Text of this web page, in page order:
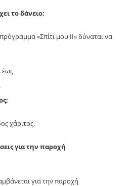
το δάνειο;
«Σπίτι μου ΙΙ» δύναται να
έως
χάριτος.
για την παροχή
για την παροχή